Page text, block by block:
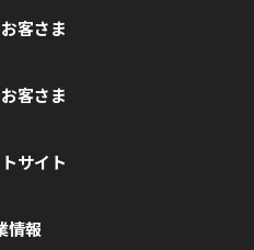
客さま
客さま
サイト
情報